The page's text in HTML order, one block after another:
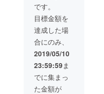
です。
目標金額を
達成した場
合にのみ、
2019/05/10
23:59:59ま
でに集まっ
た金額が